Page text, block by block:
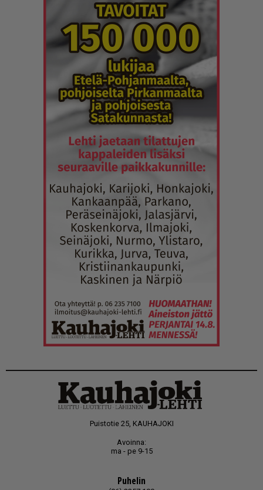
Puistotie 25, KAUHAJOKI
Avoinna:
ma - pe 9-15
Puhelin